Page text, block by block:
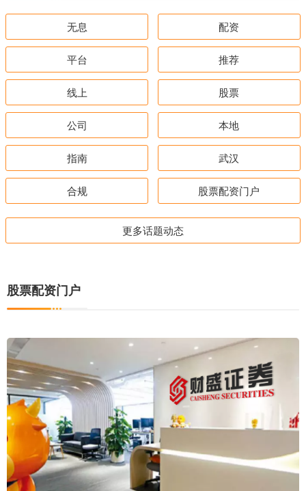
无息 配资
平台 推荐
线上 股票
公司 本地
指南 武汉
合规 股票配资门户
更多话题动态
股票配资门户